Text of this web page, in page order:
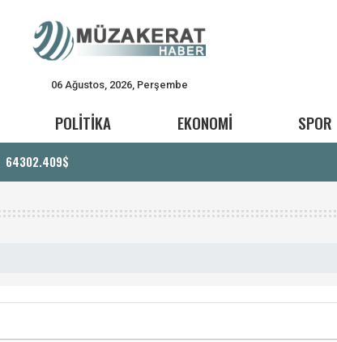
06 Ağustos, 2026, Perşembe
POLİTİKA EKONOMİ SPOR
64302.409$